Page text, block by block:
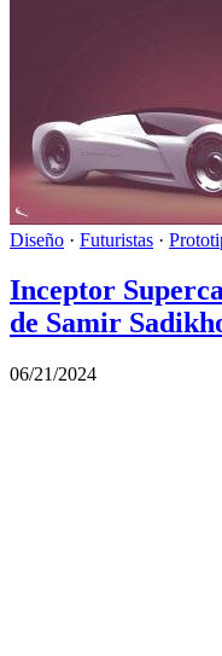
Diseño · Futuristas ·
Inceptor
de Samir
06/21/2024